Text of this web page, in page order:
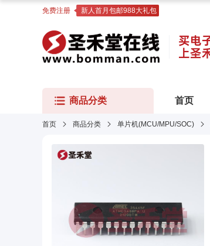
免费注册 新人首月包邮988大礼包
商品分类 首页
首页 商品分类 单片机(MCU/MPU/SOC)